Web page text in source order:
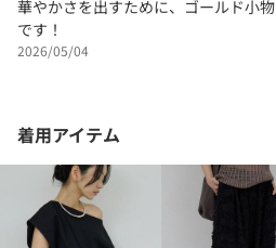
華やかさを出すために、ゴールド小
です！
2026/05/04
着用アイテム